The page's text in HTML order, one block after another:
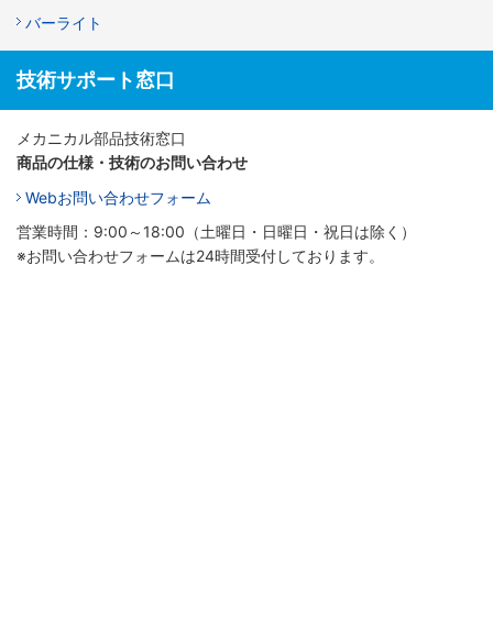
バーライト
技術サポート窓口
メカニカル部品技術窓口
商品の仕様・技術のお問い合わせ
Webお問い合わせフォーム
営業時間：9:00～18:00（土曜日・日曜日・祝日は除く）
※お問い合わせフォームは24時間受付しております。